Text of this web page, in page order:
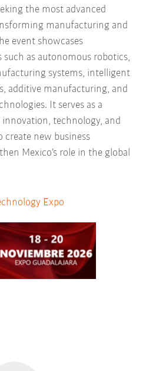
the most advanced
manufacturing and
event showcases
as autonomous robotics,
systems, intelligent
additive manufacturing, and
It serves as a
technology, and
create new business
Mexico’s role in the global
Expo